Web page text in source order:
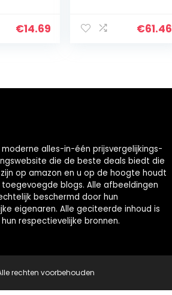
€14.69 €61.46
moderne alles-in-één prijsvergelijkings-
die de beste deals biedt die
op amazon en u op de hoogte houdt
blogs. Alle afbeeldingen
beschermd door hun
eigenaren. Alle geciteerde inhoud is
respectievelijke bronnen.
rechten voorbehouden